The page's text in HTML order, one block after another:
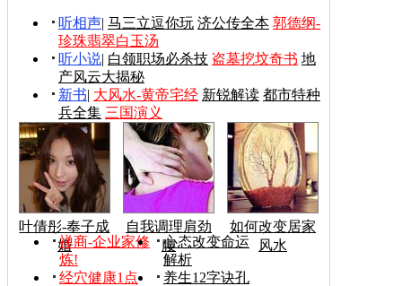
听相声| 马三立逗你玩 济公传全本 郭德纲-
珍珠翡翠白玉汤
听小说| 白领职场必杀技 盗墓挖坟奇书 地
产风云大揭秘
新书| 大风水-黄帝宅经 新锐解读 都市特种
兵全集 三国演义
叶倩彤-奉子成
婚
自我调理肩劲
腰
如何改变居家
风水
禅商-企业家修
炼!
心态改变命运
解析
经穴健康1点
养生12字诀孔